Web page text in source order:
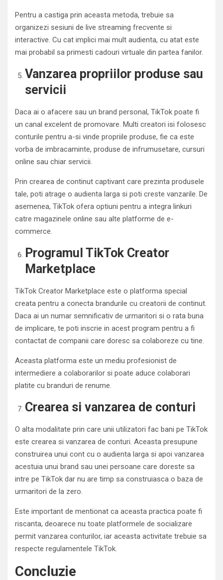
Pentru a castiga prin aceasta metoda, trebuie sa
organizezi sesiuni de live streaming frecvente si
interactive. Cu cat implici mai mult audienta, cu atat este
mai probabil sa primesti cadouri virtuale din partea fanilor.
Vanzarea propriilor produse sau
servicii
Daca ai o afacere sau un brand personal, TikTok poate fi
un canal excelent de promovare. Multi creatori isi folosesc
conturile pentru a-si vinde propriile produse, fie ca este
vorba de imbracaminte, produse de infrumusetare, cursuri
online sau chiar servicii.
Prin crearea de continut captivant care prezinta produsele
tale, poti atrage o audienta larga si poti creste vanzarile. De
asemenea, TikTok ofera optiuni pentru a integra linkuri
catre magazinele online sau alte platforme de e-
commerce.
Programul TikTok Creator
Marketplace
TikTok Creator Marketplace este o platforma special
creata pentru a conecta brandurile cu creatorii de continut.
Daca ai un numar semnificativ de urmaritori si o rata buna
de implicare, te poti inscrie in acest program pentru a fi
contactat de companii care doresc sa colaboreze cu tine.
Aceasta platforma este un mediu profesionist de
intermediere a colaborarilor si poate aduce colaborari
platite cu branduri de renume.
Crearea si vanzarea de conturi
O alta modalitate prin care unii utilizatori fac bani pe TikTok
este crearea si vanzarea de conturi. Aceasta presupune
construirea unui cont cu o audienta larga si apoi vanzarea
acestuia unui brand sau unei persoane care doreste sa
intre pe TikTok dar nu are timp sa construiasca o baza de
urmaritori de la zero.
Este important de mentionat ca aceasta practica poate fi
riscanta, deoarece nu toate platformele de socializare
permit vanzarea conturilor, iar aceasta activitate trebuie sa
respecte regulamentele TikTok.
Concluzie